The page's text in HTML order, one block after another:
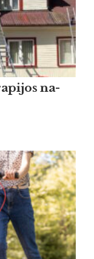
na­